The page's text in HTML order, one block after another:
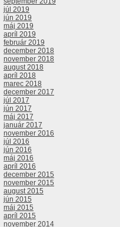
júl 2019
jún 2019
máj 2019
apríl 2019
február 2019
december 2018
november 2018
august 2018
apríl 2018
marec 2018
december 2017
júl 2017
jún 2017
máj 2017
január 2017
november 2016
júl 2016
jún 2016
máj 2016
apríl 2016
december 2015
november 2015
august 2015
jún 2015
máj 2015
apríl 2015
november 2014